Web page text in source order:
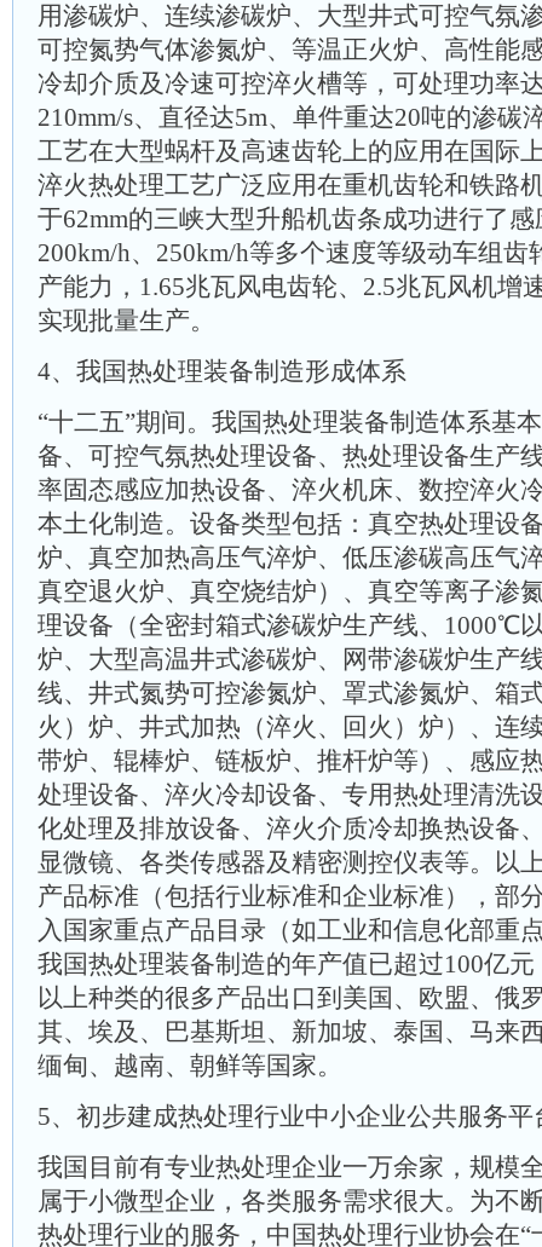
用渗碳炉、连续渗碳炉、大型井式可控气氛
可控氮势气体渗氮炉、等温正火炉、高性能
冷却介质及冷速可控淬火槽等，可处理功率
210mm/s、直径达5m、单件重达20吨的渗碳
工艺在大型蜗杆及高速齿轮上的应用在国际
淬火热处理工艺广泛应用在重机齿轮和铁路
于62mm的三峡大型升船机齿条成功进行了
200km/h、250km/h等多个速度等级动车组齿
产能力，1.65兆瓦风电齿轮、2.5兆瓦风机增
实现批量生产。
4、我国热处理装备制造形成体系
“十二五”期间。我国热处理装备制造体系基
备、可控气氛热处理设备、热处理设备生产
率固态感应加热设备、淬火机床、数控淬火
本土化制造。设备类型包括：真空热处理设
炉、真空加热高压气淬炉、低压渗碳高压气
真空退火炉、真空烧结炉）、真空等离子渗
理设备（全密封箱式渗碳炉生产线、1000℃
炉、大型高温井式渗碳炉、网带渗碳炉生产
线、井式氮势可控渗氮炉、罩式渗氮炉、箱
火）炉、井式加热（淬火、回火）炉）、连
带炉、辊棒炉、链板炉、推杆炉等）、感应
处理设备、淬火冷却设备、专用热处理清洗
化处理及排放设备、淬火介质冷却换热设备
显微镜、各类传感器及精密测控仪表等。以
产品标准（包括行业标准和企业标准），部
入国家重点产品目录（如工业和信息化部重
我国热处理装备制造的年产值已超过100亿元
以上种类的很多产品出口到美国、欧盟、俄
其、埃及、巴基斯坦、新加坡、泰国、马来
缅甸、越南、朝鲜等国家。
5、初步建成热处理行业中小企业公共服务平
我国目前有专业热处理企业一万余家，规模
属于小微型企业，各类服务需求很大。为不
热处理行业的服务，中国热处理行业协会在“